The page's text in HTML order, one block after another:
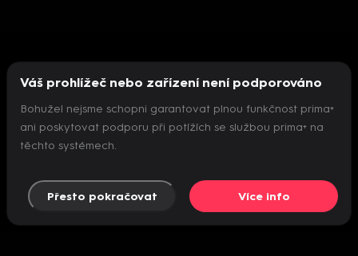
Nepodařilo se inicializovat přehrávač
Váš prohlížeč nebo zařízení není podporováno
Bohužel nejsme schopni garantovat plnou funkčnost prima+
ani poskytovat podporu při potížích se službou prima+ na
těchto systémech.
Přesto pokračovat Více info